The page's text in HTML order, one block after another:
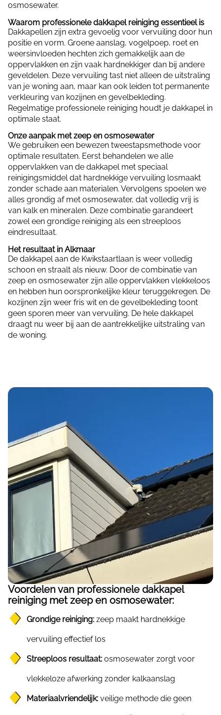
osmosewater.
Waarom professionele dakkapel reiniging essentieel is
Dakkapellen zijn extra gevoelig voor vervuiling door hun
positie en vorm. Groene aanslag, vogelpoep, roet en
weersinvloeden hechten zich gemakkelijk aan de
oppervlakken en zijn vaak hardnekkiger dan bij andere
geveldelen. Deze vervuiling tast niet alleen de uitstraling
van je woning aan, maar kan ook leiden tot permanente
verkleuring van kozijnen en gevelbekleding.
Regelmatige professionele reiniging houdt je dakkapel in
optimale staat.
Onze aanpak met zeep en osmosewater
We gebruiken een bewezen tweestapsmethode voor
optimale resultaten. Eerst behandelen we alle
oppervlakken van de dakkapel met speciaal
reinigingsmiddel dat hardnekkige vervuiling losmaakt
zonder schade aan materialen. Vervolgens spoelen we
alles grondig af met osmosewater, dat volledig vrij is
van kalk en mineralen. Deze combinatie garandeert
zowel een grondige reiniging als een streeploos
eindresultaat.
Het resultaat in Alkmaar
De dakkapel aan de Kwikstaartlaan is weer volledig
schoon en straalt als nieuw. Door de combinatie van
zeep en osmosewater zijn alle oppervlakken vlekkeloos
en hebben hun oorspronkelijke kleur teruggekregen. De
kozijnen zijn weer fris wit en de gevelbekleding toont
geen sporen meer van vervuiling. De hele dakkapel
draagt nu weer bij aan de aantrekkelijke uitstraling van
de woning.
Voordelen van professionele dakkapel
reiniging met zeep en osmosewater:
Grondige reiniging: zeep maakt hardnekkige
vervuiling effectief los
Streeploos resultaat: osmosewater zorgt voor
vlekkeloze afwerking zonder kalkaanslag
Materiaalvriendelijk: veilige methode die geen